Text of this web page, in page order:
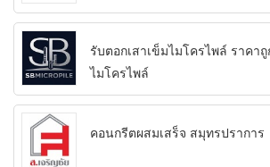
รับตอกเสาเข็มไมโครไพล์ ราคาถู
ไมโครไพล์
คอนกรีตผสมเสร็จ สมุทรปราการ